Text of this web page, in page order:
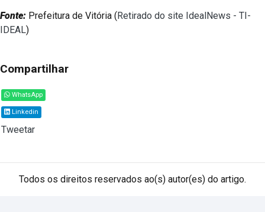
Fonte: Prefeitura de Vitória (Retirado do site IdealNews - TI-
IDEAL)
Compartilhar
WhatsApp
Linkedin
Tweetar
Todos os direitos reservados ao(s) autor(es) do artigo.